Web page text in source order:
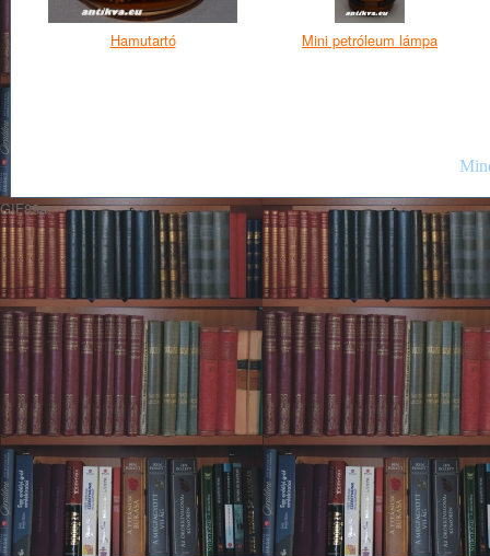
Hamutartó Mini petróleum lámpa
GIF89a;